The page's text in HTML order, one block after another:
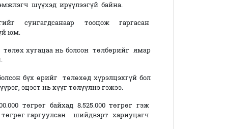
шүүхэд ирүүлээгүй байна.
сунгагдсанаар тооцож гаргасан
юм.
хугацаа нь болсон төлбөрийг ямар
бүх өрийг төлөхөд хүрэлцэхгүй бол
эцэст нь хүүг төлүүлнэ гэжээ.
төгрөг байхад 8.525.000 төгрөг гэж
төгрөг гаргуулсан шийдвэрт хариуцагч